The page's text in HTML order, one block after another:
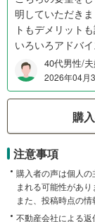
明していただき
トもデメリット
いろいろアドバ
40代男性/
2026年04月
購
注意事項
購入者の声は個人
まれる可能性があり
また、投稿時点の情
不動産会社による